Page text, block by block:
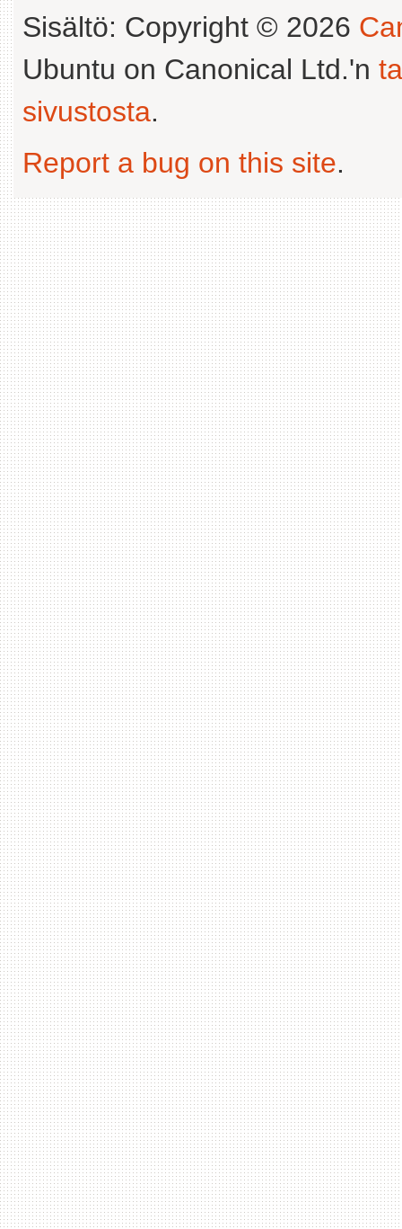
Sisältö: Copyright © 2026
Ubuntu on Canonical Ltd.'n
sivustosta.
Report a bug on this site.